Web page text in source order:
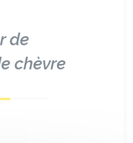
de
chèvre